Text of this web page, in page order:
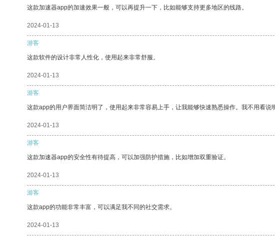
这款加速器app的加速效果一般，可以再提升一下，比如能够支持更多地区的线路。
2024-01-13
游客
这款软件的设计非常人性化，使用起来非常舒服。
2024-01-13
游客
这款app的用户界面简洁明了，使用起来非常容易上手，让我能够快速熟悉操作。我不用看说
2024-01-13
游客
这款加速器app的安全性有待提高，可以加强防护措施，比如增加双重验证。
2024-01-13
游客
这款app的功能非常丰富，可以满足我不同的社交需求。
2024-01-13